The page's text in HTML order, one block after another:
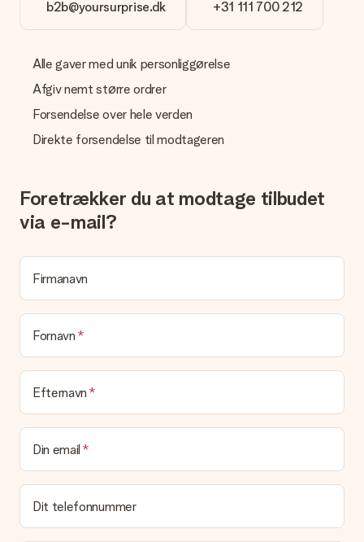
b2b@yoursurprise.dk +31 111 700 212
Alle gaver med unik personliggørelse
Afgiv nemt større ordrer
Forsendelse over hele verden
Direkte forsendelse til modtageren
Foretrækker du at modtage tilbudet
via e-mail?
Firmanavn
Fornavn
Efternavn
Din email
Dit telefonnummer